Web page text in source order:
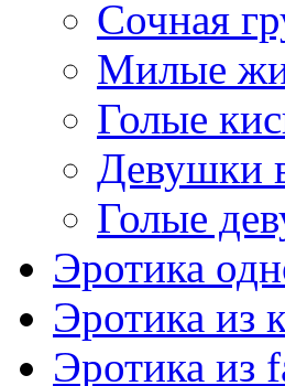
Сочная
Милые
Голые
Девушки
Голые
Эротика
Эротика из
Эротика из